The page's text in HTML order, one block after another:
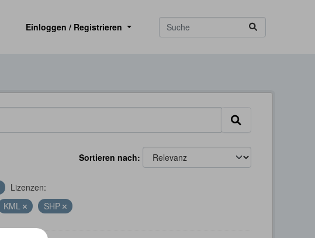
Einloggen / Registrieren
Sortieren nach
Lizenzen:
KML SHP